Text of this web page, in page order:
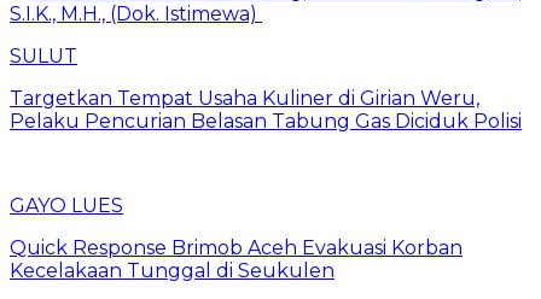
SULUT
Targetkan Tempat Usaha Kuliner di Girian Weru,
Pelaku Pencurian Belasan Tabung Gas Diciduk Polisi
GAYO LUES
Quick Response Brimob Aceh Evakuasi Korban
Kecelakaan Tunggal di Seukulen